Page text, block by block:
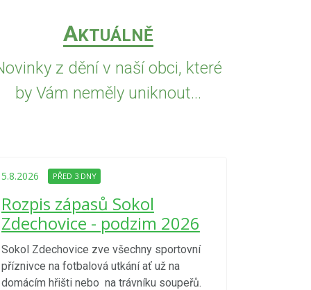
AKTUÁLNĚ
z dění v naší obci, které
by Vám neměly uniknout...
5.8.2026 PŘED 3 DNY
Rozpis zápasů Sokol
Zdechovice - podzim 2026
Sokol Zdechovice zve všechny sportovní
příznivce na fotbalová utkání ať už na
domácím hřišti nebo na trávníku soupeřů.